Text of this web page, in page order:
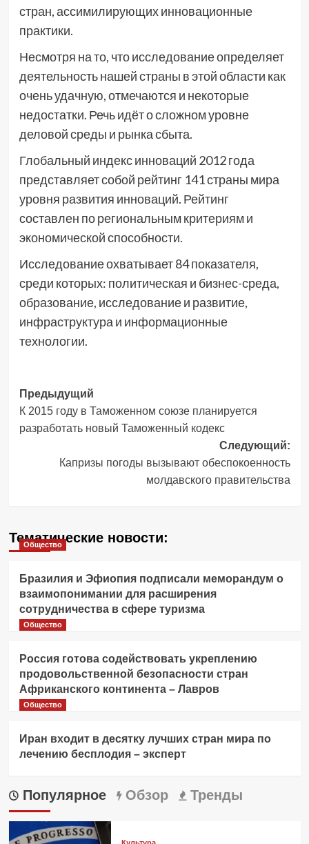
стран, ассимилирующих инновационные
практики.
Несмотря на то, что исследование определяет
деятельность нашей страны в этой области как
очень удачную, отмечаются и некоторые
недостатки. Речь идёт о сложном уровне
деловой среды и рынка сбыта.
Глобальный индекс инноваций 2012 года
представляет собой рейтинг 141 страны мира
уровня развития инноваций. Рейтинг
составлен по региональным критериям и
экономической способности.
Исследование охватывает 84 показателя,
среди которых: политическая и бизнес-среда,
образование, исследование и развитие,
инфраструктура и информационные
технологии.
Навигация
записи
Предыдущий
К 2015 году в Таможенном союзе планируется
разработать новый Таможенный кодекс
Следующий:
Капризы погоды вызывают обеспокоенность
молдавского правительства
Тематические новости:
Общество
Бразилия и Эфиопия подписали меморандум о
взаимопонимании для расширения
сотрудничества в сфере туризма
Общество
Россия готова содействовать укреплению
продовольственной безопасности стран
Африканского континента – Лавров
Общество
Иран входит в десятку лучших стран мира по
лечению бесплодия – эксперт
Популярное Обзор Тренды